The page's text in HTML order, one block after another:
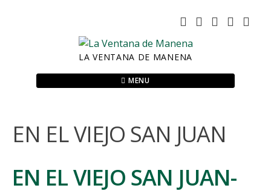
LA VENTANA DE MANENA
MENU
EN EL VIEJO SAN JUAN
EN EL VIEJO SAN JUAN-